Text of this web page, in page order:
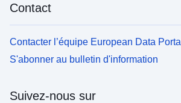
Contact
Contacter l’équipe European Data Portal
S'abonner au bulletin d'information
Suivez-nous sur